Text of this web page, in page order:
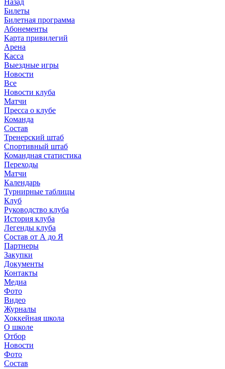
Билеты
Билетная программа
Абонементы
Карта привилегий
Арена
Касса
Выездные игры
Новости
Все
Новости клуба
Матчи
Пресса о клубе
Команда
Состав
Тренерский штаб
Спортивный штаб
Командная статистика
Переходы
Матчи
Календарь
Турнирные таблицы
Клуб
Руководство клуба
История клуба
Легенды клуба
Состав от А до Я
Партнеры
Закупки
Документы
Контакты
Медиа
Фото
Видео
Журналы
Хоккейная школа
О школе
Отбор
Новости
Фото
Состав